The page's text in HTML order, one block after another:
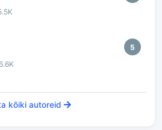
5
kõiki autoreid